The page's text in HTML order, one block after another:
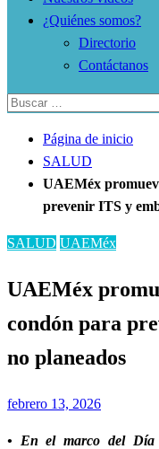
¿Quiénes somos?
Directorio
Contáctanos
Buscar:
Página de inicio
SALUD
UAEMéx
prevenir ITS y
SALUD UAEMéx
UAEMéx
condón para
no planeados
Publicado
febrero 13, 2026
• En el marco del Día